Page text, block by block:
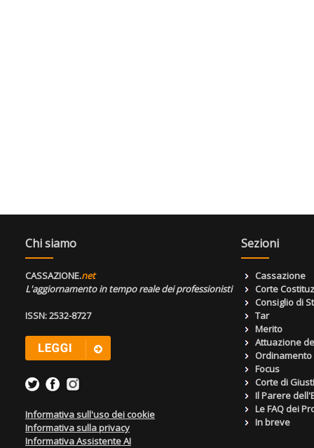
Chi siamo
CASSAZIONE.net
L'aggiornamento in tempo reale dei professionisti
ISSN: 2532-8727
Informativa sull'uso dei cookie
Informativa sulla privacy
Informativa Assistente AI
Sezioni
Cassazione
Corte
Consiglio di
Tar
Merito
Attuazione
Focus
Corte di
Il Parere
Le FAQ dei
In breve